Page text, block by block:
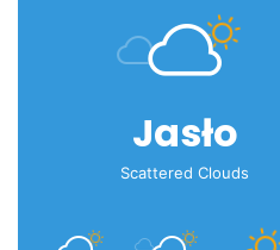
Jasło
Scattered Clouds